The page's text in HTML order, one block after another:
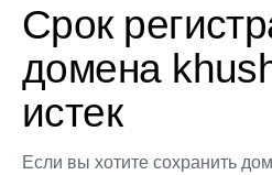
Срок
домена
истек
Если вы хотите сохранить